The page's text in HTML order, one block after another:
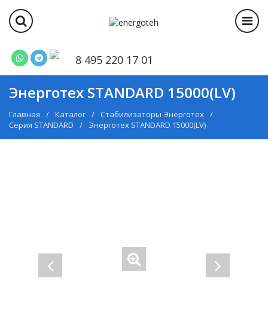
8 495 220 17 01
Энерготех STANDARD 15000(LV)
Главная Каталог
Стабилизаторы Энерготех
Серия STANDARD
Энерготех STANDARD 15000(LV)